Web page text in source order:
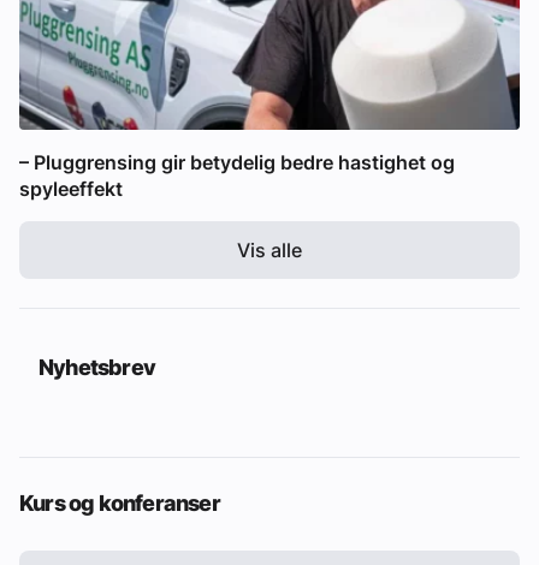
– Pluggrensing gir betydelig bedre hastighet og
spyleeffekt
Vis alle
Nyhetsbrev
Kurs og konferanser